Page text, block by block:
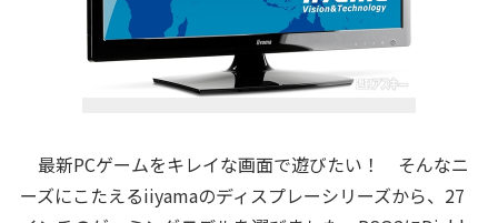
最新PCゲームをキレイな画面で遊びたい！ そんなニ
ーズにこたえるiiyamaのディスプレーシリーズから、27